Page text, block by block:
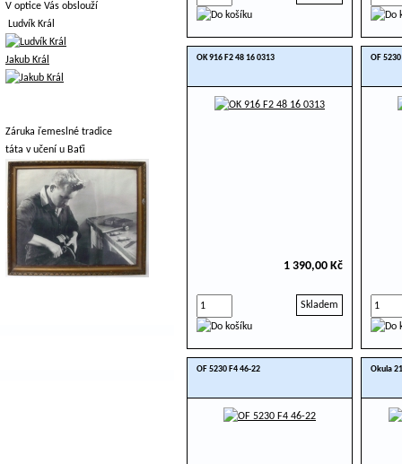
OK 916 F2 48 16 0313
1 390,00 Kč
Skladem
OF
OF 5230 F4 46-22 Okula
V optice Vás obslouží
Ludvík Král
Jakub Král
Záruka řemeslné tradice
táta v učení u Baťi